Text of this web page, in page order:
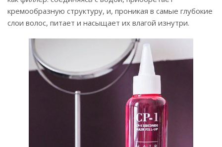
кремообразную структуру, и, проникая в самые глубокие
слои волос, питает и насыщает их влагой изнутри.